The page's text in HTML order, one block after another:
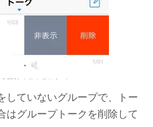
し
やり方・退出と退会の違い
していないグループで、トー
はグループトークを削除して